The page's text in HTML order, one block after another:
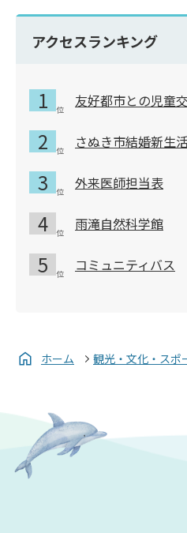
アクセスランキング
友好都市との児童
さぬき市結婚新生
外来医師担当表
雨滝自然科学館
コミュニティバス
ホーム 観光・文化・スポ